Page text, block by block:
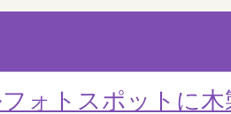
ォトスポットに